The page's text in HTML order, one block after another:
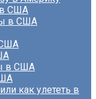
в США
в США
в США
как улететь в